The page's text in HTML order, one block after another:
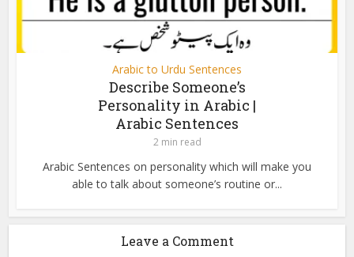
Arabic to Urdu Sentences
Describe Someone’s
Personality in Arabic |
Arabic Sentences
2 min read
Arabic Sentences on personality which will make you
able to talk about someone’s routine or...
Leave a Comment